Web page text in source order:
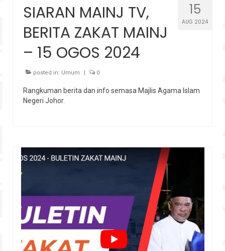
15
AUG 2024
SIARAN MAINJ TV,
BERITA ZAKAT MAINJ
– 15 OGOS 2024
posted in: Umum | 0
Rangkuman berita dan info semasa Majlis Agama Islam
Negeri Johor.